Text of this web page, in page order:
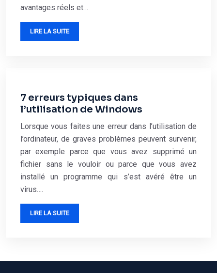
avantages réels et…
LIRE LA SUITE
7 erreurs typiques dans
l’utilisation de Windows
Lorsque vous faites une erreur dans l’utilisation de
l’ordinateur, de graves problèmes peuvent survenir,
par exemple parce que vous avez supprimé un
fichier sans le vouloir ou parce que vous avez
installé un programme qui s’est avéré être un
virus….
LIRE LA SUITE